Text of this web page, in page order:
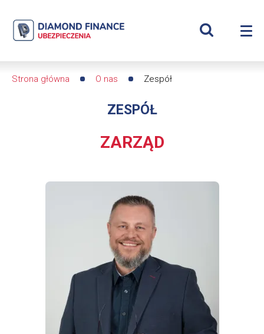
Zespół
Diamond
dfs24
Wyświetl
Strona główna O nas Zespół
ZESPÓŁ
ZARZĄD